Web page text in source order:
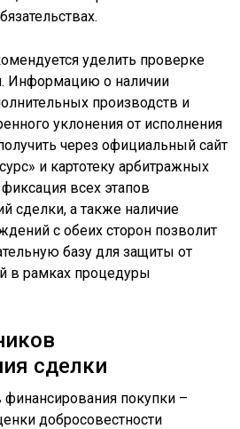
уделить проверке
Информацию о наличии
производств и
уклонения от исполнения
через официальный сайт
и картотеку арбитражных
всех этапов
сделки, а также наличие
с обеих сторон позволит
базу для защиты от
в рамках процедуры
сделки
покупки –
добросовестности